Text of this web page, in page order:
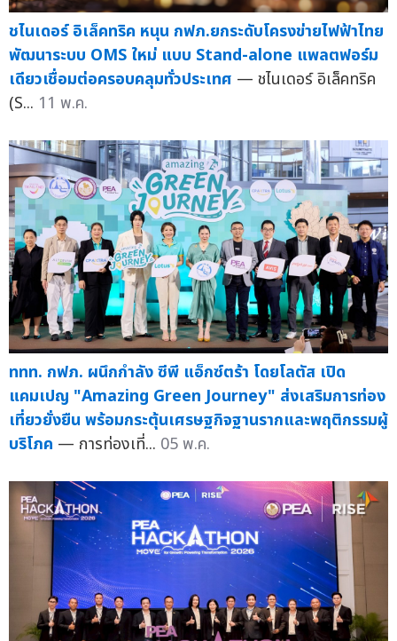
ชไนเดอร์ อิเล็คทริค หนุน กฟภ.ยกระดับโครงข่ายไฟฟ้าไทย
พัฒนาระบบ OMS ใหม่ แบบ Stand-alone แพลตฟอร์ม
เดียวเชื่อมต่อครอบคลุมทั่วประเทศ — ชไนเดอร์ อิเล็คทริค
(S... 11 พ.ค.
ททท. กฟภ. ผนึกกำลัง ซีพี แอ็กซ์ตร้า โดยโลตัส เปิด
แคมเปญ "Amazing Green Journey" ส่งเสริมการท่อง
เที่ยวยั่งยืน พร้อมกระตุ้นเศรษฐกิจฐานรากและพฤติกรรมผู้
บริโภค — การท่องเที่... 05 พ.ค.